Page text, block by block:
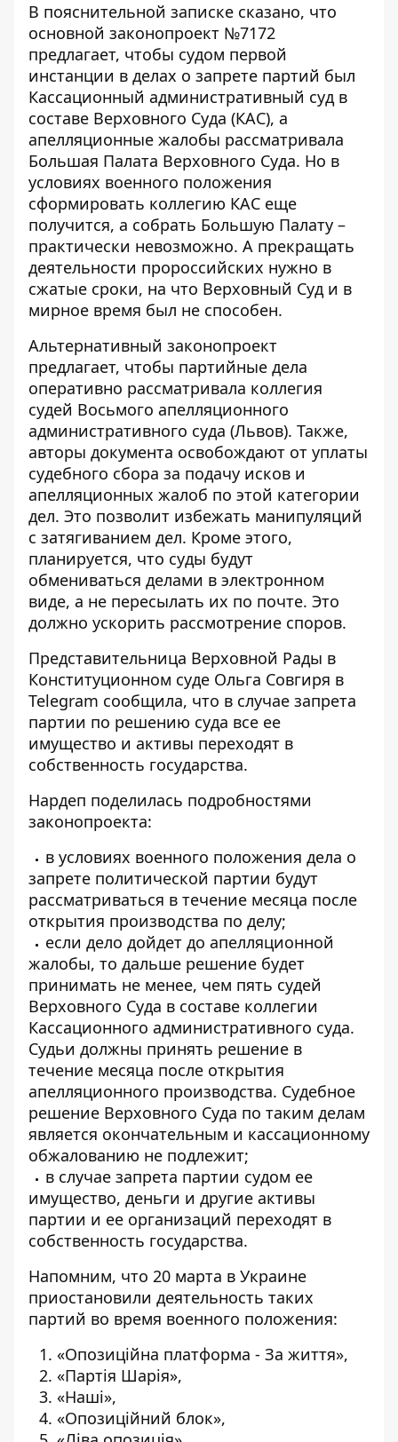
В пояснительной записке сказано, что
основной законопроект №7172
предлагает, чтобы судом первой
инстанции в делах о запрете партий был
Кассационный административный суд в
составе Верховного Суда (КАС), а
апелляционные жалобы рассматривала
Большая Палата Верховного Суда. Но в
условиях военного положения
сформировать коллегию КАС еще
получится, а собрать Большую Палату –
практически невозможно. А прекращать
деятельности пророссийских нужно в
сжатые сроки, на что Верховный Суд и в
мирное время был не способен.
Альтернативный законопроект
предлагает, чтобы партийные дела
оперативно рассматривала коллегия
судей Восьмого апелляционного
административного суда (Львов). Также,
авторы документа освобождают от уплаты
судебного сбора за подачу исков и
апелляционных жалоб по этой категории
дел. Это позволит избежать манипуляций
с затягиванием дел. Кроме этого,
планируется, что суды будут
обмениваться делами в электронном
виде, а не пересылать их по почте. Это
должно ускорить рассмотрение споров.
Представительница Верховной Рады в
Конституционном суде Ольга Совгиря в
Telegram сообщила, что в случае запрета
партии по решению суда все ее
имущество и активы переходят в
собственность государства.
Нардеп поделилась подробностями
законопроекта:
в условиях военного положения дела о
запрете политической партии будут
рассматриваться в течение месяца после
открытия производства по делу;
если дело дойдет до апелляционной
жалобы, то дальше решение будет
принимать не менее, чем пять судей
Верховного Суда в составе коллегии
Кассационного административного суда.
Судьи должны принять решение в
течение месяца после открытия
апелляционного производства. Судебное
решение Верховного Суда по таким делам
является окончательным и кассационному
обжалованию не подлежит;
в случае запрета партии судом ее
имущество, деньги и другие активы
партии и ее организаций переходят в
собственность государства.
Напомним, что 20 марта в Украине
приостановили деятельность таких
партий во время военного положения:
«Опозиційна платформа - За життя»,
«Партія Шарія»,
«Наші»,
«Опозиційний блок»,